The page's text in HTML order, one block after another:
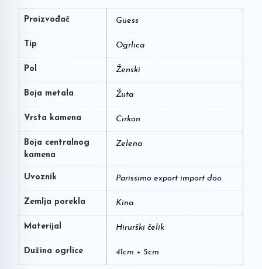
Proizvođač Guess
Tip Ogrlica
Pol Ženski
Boja metala Žuta
Vrsta kamena Cirkon
Boja centralnog
kamena
Zelena
Uvoznik Parissimo export import doo
Zemlja porekla Kina
Materijal Hirurški čelik
Dužina ogrlice 41cm + 5cm